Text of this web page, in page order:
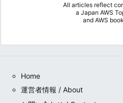
All articles reflect
a Japan AWS
and AWS
Home
運営者情報 / About